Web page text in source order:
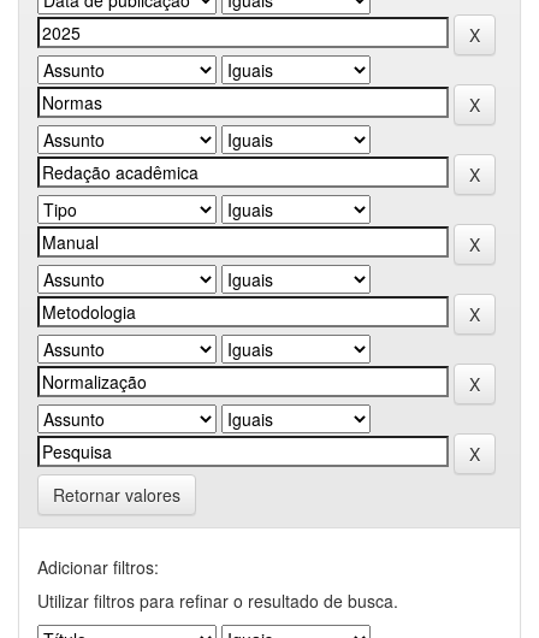
Retornar valores
Adicionar filtros:
Utilizar filtros para refinar o resultado de busca.